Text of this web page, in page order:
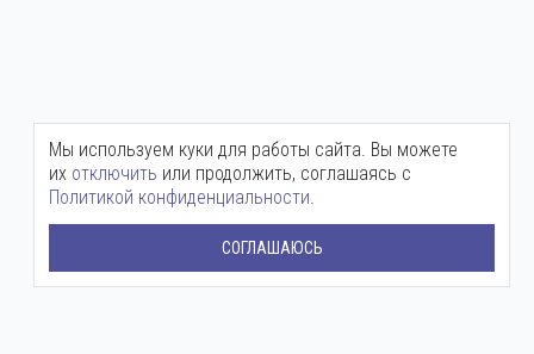
Мы используем куки для работы сайта. Вы можете
их отключить или продолжить, соглашаясь с
Политикой конфиденциальности.
СОГЛАШАЮСЬ